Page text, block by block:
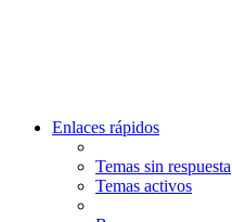
Enlaces rápidos
Temas sin respuesta
Temas activos